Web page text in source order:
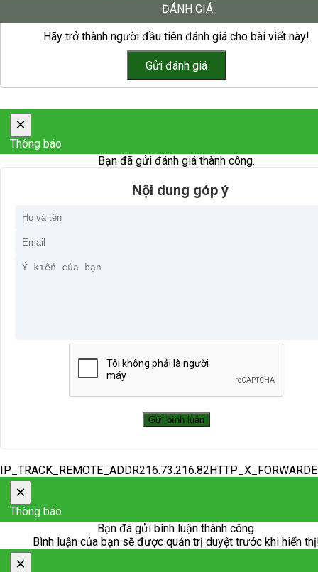
ĐÁNH GIÁ
Hãy trở thành người đầu tiên đánh giá cho bài viết này!
×
Thông báo
Bạn đã gửi đánh giá thành công.
Nội dung góp ý
×
Thông báo
Bạn đã gửi bình luận thành công.
Bình luận của bạn sẽ được quản trị duyệt trước khi hiển
×